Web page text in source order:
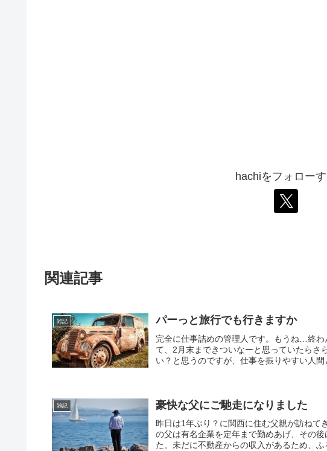
hachiをフォロー
関連記事
雑記 パーっと旅行でも行きますか
完全に仕事詰めの管理人です。もうね…終
て、2月末まできついなーと思っていたら
い？と思うのですが、仕事を振りやすい人間
雑記 豪快な父にご馳走になりました
昨日は1年ぶり？に関西に住む父親が訪ねて
の父は有名企業を定年まで勤めあげ、その
た。未だに不動産からの収入があるため、ふ